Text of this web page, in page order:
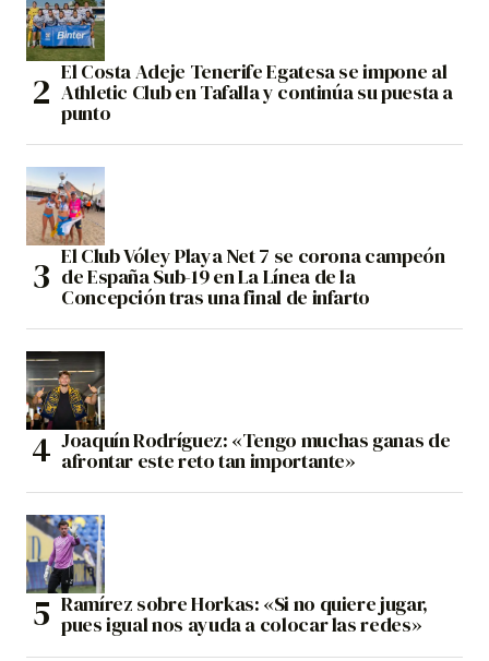
El Costa Adeje Tenerife Egatesa se impone al
Athletic Club en Tafalla y continúa su puesta a
punto
El Club Vóley Playa Net 7 se corona campeón
de España Sub-19 en La Línea de la
Concepción tras una final de infarto
Joaquín Rodríguez: «Tengo muchas ganas de
afrontar este reto tan importante»
Ramírez sobre Horkas: «Si no quiere jugar,
pues igual nos ayuda a colocar las redes»